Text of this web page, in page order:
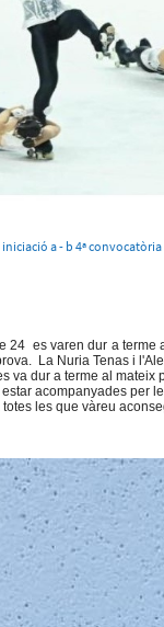
iniciació a - b 4ª convocatòria
24 es varen dur a
La Nuria Tenas i
va dur a terme al
acompanyades per
totes les que vàreu